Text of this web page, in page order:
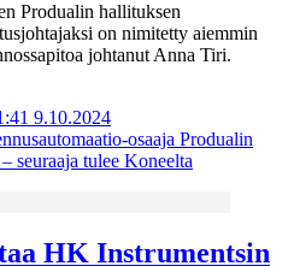
Produalin hallituksen
on nimitetty aiemmin
johtanut Anna Tiri.
9.10.2024
osaaja Produalin
seuraaja tulee Koneelta
HK Instrumentsin